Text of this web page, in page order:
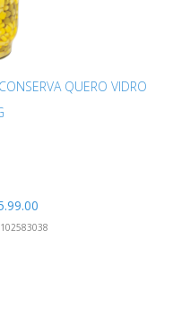
QUERO VIDRO